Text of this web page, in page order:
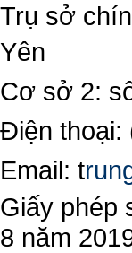
Trụ sở
Yên
Cơ sở 2:
Điện thoại:
Email: t
Giấy phép
8 năm